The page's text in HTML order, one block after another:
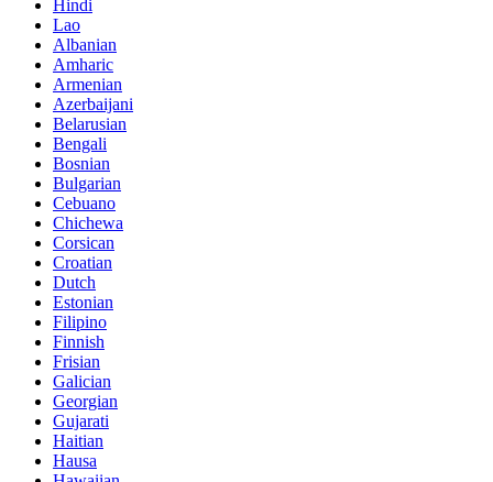
Hindi
Lao
Albanian
Amharic
Armenian
Azerbaijani
Belarusian
Bengali
Bosnian
Bulgarian
Cebuano
Chichewa
Corsican
Croatian
Dutch
Estonian
Filipino
Finnish
Frisian
Galician
Georgian
Gujarati
Haitian
Hausa